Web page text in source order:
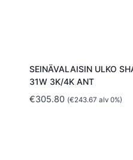
SEINÄVALAISIN ULKO
31W 3K/4K ANT
€305.80 (€243.67 alv 0%)